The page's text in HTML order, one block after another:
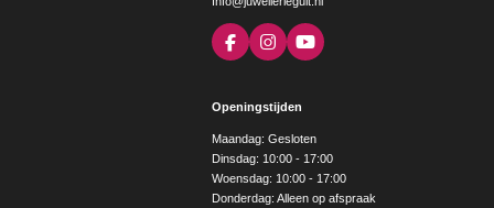
F
a
b
o
k
I
n
a
g
r
a
m
Y
o
e
Openingstijden
Maandag: Gesloten
Dinsdag: 10:00 - 17:00
Woensdag: 10:00 - 17:00
Donderdag: Alleen op afspraak